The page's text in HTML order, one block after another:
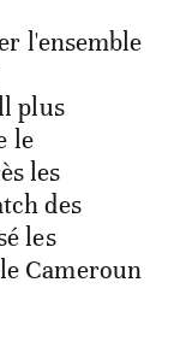
l'ensemble
plus
le
les
des
les
Cameroun